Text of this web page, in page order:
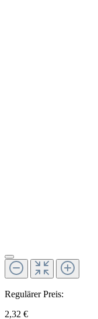
Regulärer Preis:
2,32 €